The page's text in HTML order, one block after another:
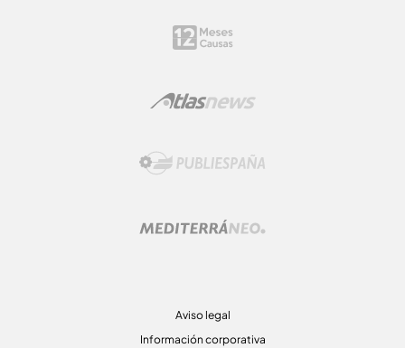
Aviso legal
Información corporativa